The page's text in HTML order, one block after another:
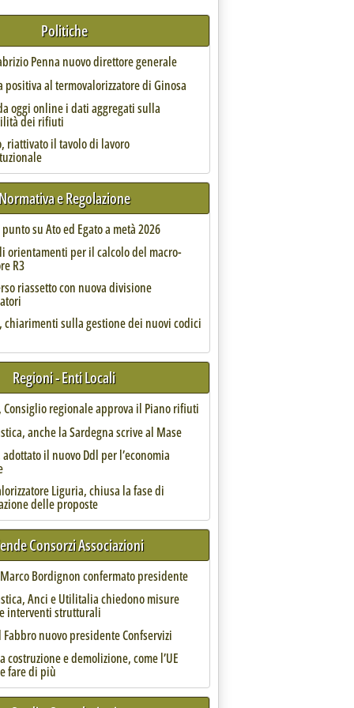
i moduli per monitorare la riduzione degli imballaggi'
computer, tablet e smartphone. Prevista una soglia minima del 10% di prodotti
al presidente di Anev, Simone Togni
Politiche
Penna nuovo direttore generale
positiva al termovalorizzatore di Ginosa
oggi online i dati aggregati sulla
dei rifiuti
riattivato il tavolo di lavoro
Normativa e Regolazione
su Ato ed Egato a metà 2026
orientamenti per il calcolo del macro-
R3
riassetto con nuova divisione
chiarimenti sulla gestione dei nuovi codici
Regioni - Enti Locali
Consiglio regionale approva il Piano rifiuti
anche la Sardegna scrive al Mase
il nuovo Ddl per l’economia
Liguria, chiusa la fase di
delle proposte
Consorzi Associazioni
Bordignon confermato presidente
Anci e Utilitalia chiedono misure
interventi strutturali
Fabbro nuovo presidente Confservizi
costruzione e demolizione, come l’UE
fare di più